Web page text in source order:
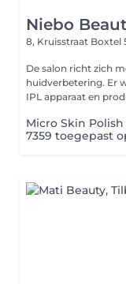
Niebo
8, Kruisstraat Boxtel
De salon richt zich
huidverbetering. Er
IPL apparaat en
Micro Skin
7359 toegepast